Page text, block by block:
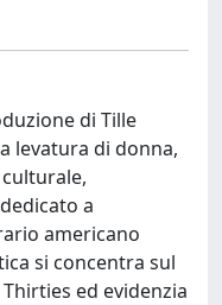
di Tille
levatura di donna,
a
americano
si concentra sul
ed evidenzia